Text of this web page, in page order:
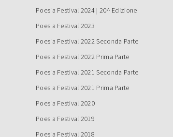
Poesia Festival 2024 | 20^ Edizione
Poesia Festival 2023
Poesia Festival 2022 Seconda Parte
Poesia Festival 2022 Prima Parte
Poesia Festival 2021 Seconda Parte
Poesia Festival 2021 Prima Parte
Poesia Festival 2020
Poesia Festival 2019
Poesia Festival 2018